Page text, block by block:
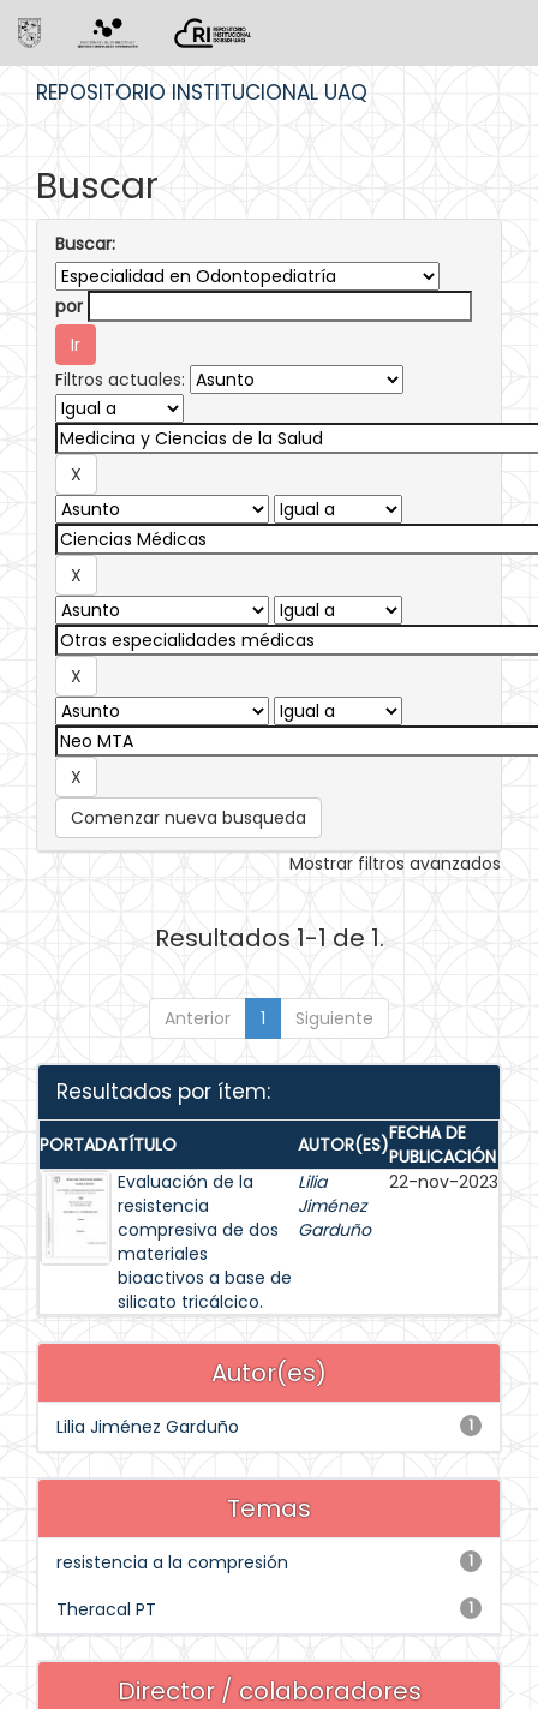
REPOSITORIO INSTITUCIONAL UAQ
Buscar
Buscar:
por
Filtros actuales:
Comenzar nueva busqueda
Mostrar filtros avanzados
Resultados 1-1 de 1.
Anterior 1 Siguiente
Resultados por ítem:
PORTADATÍTULO AUTOR(ES)FECHA DE
PUBLICACIÓN
Evaluación de la
resistencia
compresiva de dos
materiales
bioactivos a base de
silicato tricálcico.
Lilia
Jiménez
Garduño
22-nov-2023
Autor(es)
1
Lilia Jiménez Garduño
Temas
1
resistencia a la compresión
1
Theracal PT
Director / colaboradores